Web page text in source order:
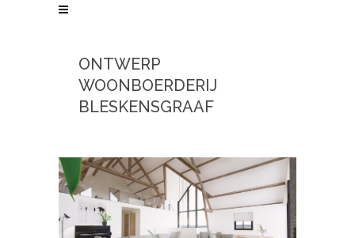
ONTWERP
WOONBOERDERIJ
BLESKENSGRAAF